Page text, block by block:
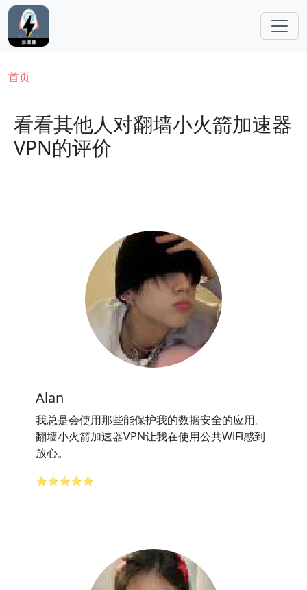
跳转到主要内容
面包屑
首页
看看其他人对翻墙小火箭加速器
VPN的评价
Alan
我总是会使用那些能保护我的数据安全的应用。
翻墙小火箭加速器VPN让我在使用公共WiFi感到
放心。
⭐⭐⭐⭐⭐